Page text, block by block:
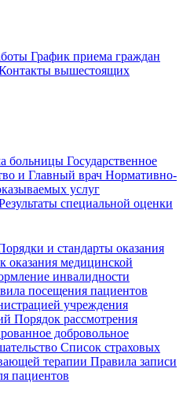
График приема граждан
вышестоящих
больницы Государственное
и Главный врач Нормативно-
услуг
специальной оценки
и стандарты оказания
оказания медицинской
инвалидности
посещения пациентов
учреждения
Порядок рассмотрения
добровольное
Список страховых
терапии Правила записи
пациентов